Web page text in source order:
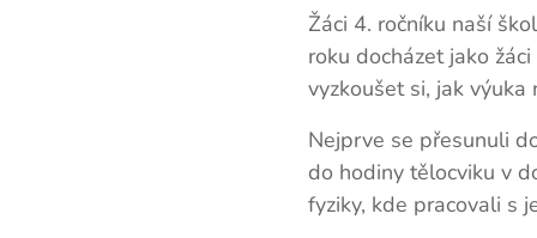
Žáci 4. ročníku naší
roku docházet jako
vyzkoušet si, jak
Nejprve se přesunuli
do hodiny tělocviku v
fyziky, kde pracovali s